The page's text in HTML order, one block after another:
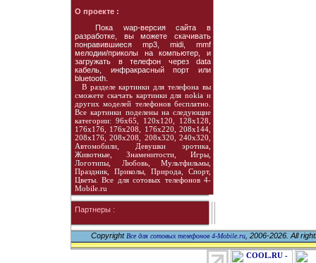
О проекте :
Пока wap-версия сайта в
разработке, вы можете скачивать
понравившиеся mp3, midi, mmf
мелодии/приколы на компьютер, и
загружать в телефон через data
кабель, инфракрасный порт или
bluetooth.
В разделе картинки для телефона вы
сможете скачать картинки для nokia и
других моделей телефонов бесплатно.
Все картинки поделены на следующие
категории: 96х65, 120х120, 128х128,
176х176, 176х208, 176х220, 208х144,
208х176, 208х208, 208х320, 240х320,
Автомобили, Девушки эротика,
Животные, Знаменитости, Игры,
Логотипы, Любовь, Мультфильмы,
Праздник, Приколы, Природа, Спорт,
Цветы. Все для сотовых телефонов 4-
Mobile.ru
Партнеры :
Copyright Все для сотовых телефонов 4-Mobile.ru, 2006-2026. All